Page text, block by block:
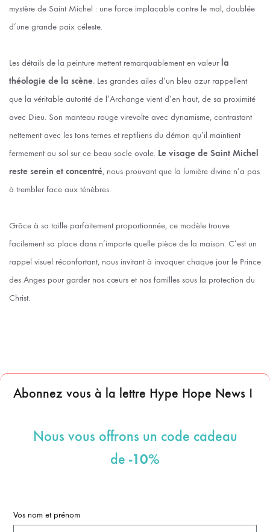
mystère de Saint Michel : une force implacable contre le mal, doublée
d’une grande paix céleste.
Les détails de la peinture mettent remarquablement en valeur la
théologie de la scène. Les grandes ailes d’un bleu azur rappellent
que la véritable autorité de l’Archange vient d’en haut, de sa proximité
avec Dieu. Son manteau rouge virevolte avec dynamisme, contrastant
nettement avec les tons ternes et reptiliens du démon qu’il maintient
fermement au sol sur ce beau socle ovale. Le visage de Saint Michel
reste serein et concentré, nous prouvant que la lumière divine n’a pas
à trembler face aux ténèbres.
Grâce à sa taille parfaitement proportionnée, ce modèle trouve
facilement sa place dans n’importe quelle pièce de la maison. C’est un
rappel visuel réconfortant, nous invitant à invoquer chaque jour le Prince
des Anges pour garder nos cœurs et nos familles sous la protection du
Christ.
Abonnez vous à la lettre Hype Hope News !
Nous vous offrons un code cadeau
de -10%
Vos nom et prénom